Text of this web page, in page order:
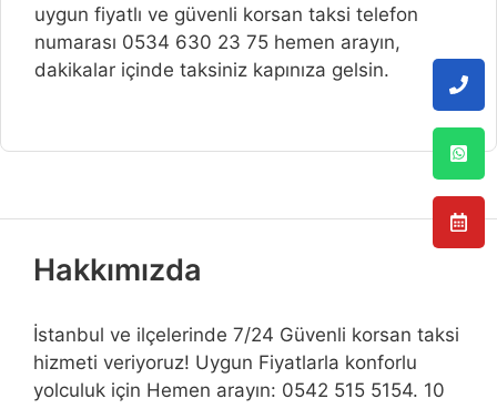
uygun fiyatlı ve güvenli korsan taksi telefon
numarası 0534 630 23 75 hemen arayın,
dakikalar içinde taksiniz kapınıza gelsin.
Hakkımızda
İstanbul ve ilçelerinde 7/24 Güvenli korsan taksi
hizmeti veriyoruz! Uygun Fiyatlarla konforlu
yolculuk için Hemen arayın: 0542 515 5154. 10